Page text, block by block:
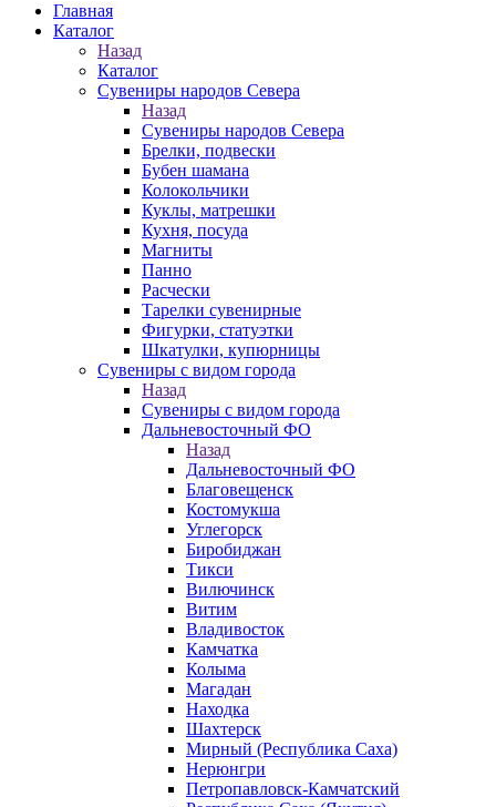
Главная
Каталог
Назад
Каталог
Сувениры народов Севера
Назад
Сувениры народов Севера
Брелки, подвески
Бубен шамана
Колокольчики
Куклы, матрешки
Кухня, посуда
Магниты
Панно
Расчески
Тарелки сувенирные
Фигурки, статуэтки
Шкатулки, купюрницы
Сувениры с видом города
Назад
Сувениры с видом города
Дальневосточный ФО
Назад
Дальневосточный ФО
Благовещенск
Костомукша
Углегорск
Биробиджан
Тикси
Вилючинск
Витим
Владивосток
Камчатка
Колыма
Магадан
Находка
Шахтерск
Мирный (Республика Саха)
Нерюнгри
Петропавловск-Камчатский